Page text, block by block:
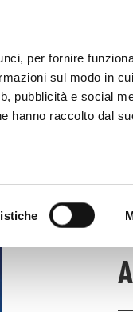
per fornire
sul modo in
pubblicità e social
hanno raccolto dal
DIGITALE